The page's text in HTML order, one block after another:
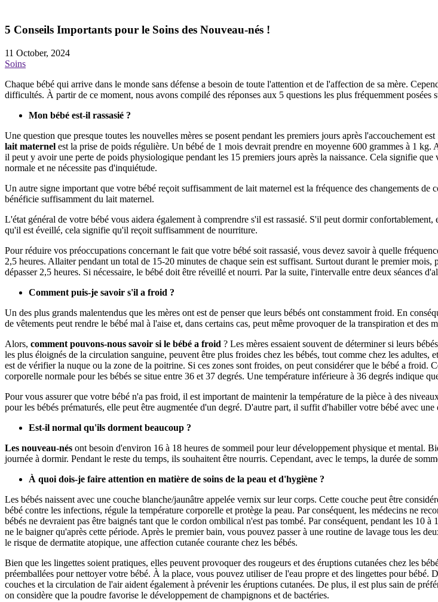
5 Conseils Importants pour le Soins des Nouveau-nés !
11 October, 2024
Soins
Chaque bébé qui arrive dans le monde sans défense a besoin de toute l'attention et de l'affection de sa mère.
difficultés. À partir de ce moment, nous avons compilé des réponses aux 5 questions les plus fréquemment
Mon bébé est-il rassasié ?
Une question que presque toutes les nouvelles mères se posent pendant les premiers jours après l'accouchement est
lait maternel est la prise de poids régulière. Un bébé de 1 mois devrait prendre en moyenne 600 grammes à 1
il peut y avoir une perte de poids physiologique pendant les 15 premiers jours après la naissance. Cela signifie
normale et ne nécessite pas d'inquiétude.
Un autre signe important que votre bébé reçoit suffisamment de lait maternel est la fréquence des changements
bénéficie suffisamment du lait maternel.
L'état général de votre bébé vous aidera également à comprendre s'il est rassasié. S'il peut dormir
qu'il est éveillé, cela signifie qu'il reçoit suffisamment de nourriture.
Pour réduire vos préoccupations concernant le fait que votre bébé soit rassasié, vous devez savoir à quelle
2,5 heures. Allaiter pendant un total de 15-20 minutes de chaque sein est suffisant. Surtout durant le premier
dépasser 2,5 heures. Si nécessaire, le bébé doit être réveillé et nourri. Par la suite, l'intervalle entre deux séances
Comment puis-je savoir s'il a froid ?
Un des plus grands malentendus que les mères ont est de penser que leurs bébés ont constamment froid. En
de vêtements peut rendre le bébé mal à l'aise et, dans certains cas, peut même provoquer de la transpiration et des
Alors, comment pouvons-nous savoir si le bébé a froid ? Les mères essaient souvent de déterminer si leurs
les plus éloignés de la circulation sanguine, peuvent être plus froides chez les bébés, tout comme chez les
est de vérifier la nuque ou la zone de la poitrine. Si ces zones sont froides, on peut considérer que le bébé a froid.
corporelle normale pour les bébés se situe entre 36 et 37 degrés. Une température inférieure à 36 degrés indique
Pour vous assurer que votre bébé n'a pas froid, il est important de maintenir la température de la pièce à des
pour les bébés prématurés, elle peut être augmentée d'un degré. D'autre part, il suffit d'habiller votre bébé avec
Est-il normal qu'ils dorment beaucoup ?
Les nouveau-nés ont besoin d'environ 16 à 18 heures de sommeil pour leur développement physique et mental.
journée à dormir. Pendant le reste du temps, ils souhaitent être nourris. Cependant, avec le temps, la durée de
À quoi dois-je faire attention en matière de soins de la peau et d'hygiène ?
Les bébés naissent avec une couche blanche/jaunâtre appelée vernix sur leur corps. Cette couche peut être
bébé contre les infections, régule la température corporelle et protège la peau. Par conséquent, les médecins ne
bébés ne devraient pas être baignés tant que le cordon ombilical n'est pas tombé. Par conséquent, pendant les
ne le baigner qu'après cette période. Après le premier bain, vous pouvez passer à une routine de lavage tous les
le risque de dermatite atopique, une affection cutanée courante chez les bébés.
Bien que les lingettes soient pratiques, elles peuvent provoquer des rougeurs et des éruptions cutanées chez les
préemballées pour nettoyer votre bébé. À la place, vous pouvez utiliser de l'eau propre et des lingettes pour bébé.
couches et la circulation de l'air aident également à prévenir les éruptions cutanées. De plus, il est plus sain de
on considère que la poudre favorise le développement de champignons et de bactéries.